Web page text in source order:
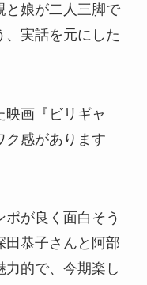
と娘が二人三脚で
、実話を元にした
画『ビリギャ
ク感があります
が良く面白そう
田恭子さんと阿部
的で、今期楽し